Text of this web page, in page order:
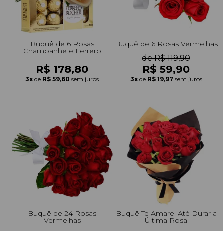
Buquê de 6 Rosas
Champanhe e Ferrero
R$ 178,80
3x de R$ 59,60 sem juros
Buquê de 6 Rosas Vermelhas
de R$ 119,90
R$ 59,90
3x de R$ 19,97 sem juros
Buquê de 24 Rosas
Vermelhas
Buquê Te Amarei Até Durar a
Última Rosa